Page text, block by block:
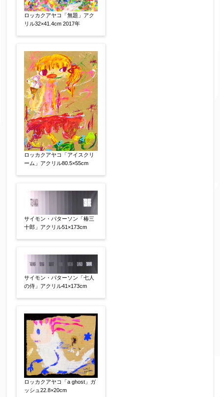
フリガナ 【任意】
メールアドレス 【必須】
※送信完了後こちらのメールアドレス宛に自動で
送信確認メールをお送りします。もし送信確認メ
ールが受信されない場合は、送信が完了していな
いか、アドレス間違え、迷惑メールフィルター等
により弊社からのお返事も受信できない場合がご
ざいますので、お電話(
電話番号 【必須】
※携帯電話などご連絡が取りやすいお電話番号を
お願い致します。
↓郵便番号を入力すると住所の最初が自動入力さ
れます。番地以下は任意でも結構です。
ご住所 【必須】
ロッカクアヤコ「無題」アク
リル32×41.4cm 2017年
ロッカクアヤコ「アイスクリ
ーム」アクリル80.5×55cm
サイモン・パターソン「椿三
十郎」アクリル51×173cm
サイモン・パターソン「七人
の侍」アクリル41×173cm
ロッカクアヤコ「a ghost」ガ
ッシュ22.8×20cm